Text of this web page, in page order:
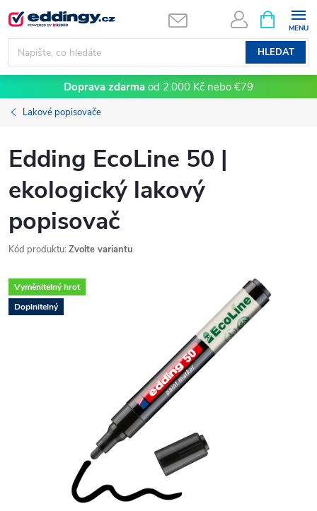
Přejít
na
obsah
HLEDAT
NÁKUPNÍ
KOŠÍK
Doprava zdarma od 2.000 Kč nebo €79
Lakové popisovače
Edding EcoLine 50 |
ekologický lakový
popisovač
Kód produktu: Zvolte variantu
Vyměnitelný hrot
Doplnitelný